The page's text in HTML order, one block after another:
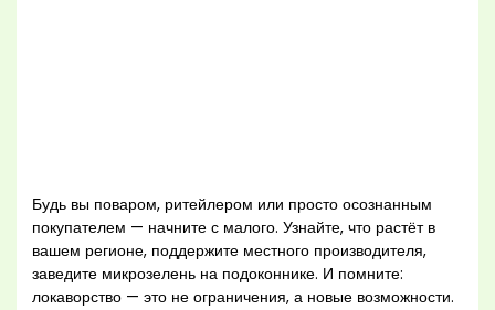
Будь вы поваром, ритейлером или просто осознанным
покупателем — начните с малого. Узнайте, что растёт в
вашем регионе, поддержите местного производителя,
заведите микрозелень на подоконнике. И помните:
локаворство — это не ограничения, а новые возможности.